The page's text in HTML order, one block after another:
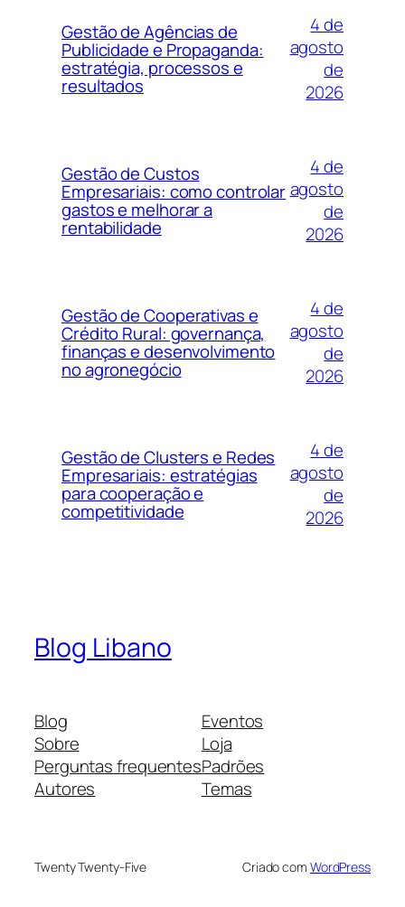
Gestão de Agências de
Publicidade e Propaganda:
estratégia, processos e
resultados
4 de
agosto
de
2026
Gestão de Custos
Empresariais: como controlar
gastos e melhorar a
rentabilidade
4 de
agosto
de
2026
Gestão de Cooperativas e
Crédito Rural: governança,
finanças e desenvolvimento
no agronegócio
4 de
agosto
de
2026
Gestão de Clusters e Redes
Empresariais: estratégias
para cooperação e
competitividade
4 de
agosto
de
2026
Blog Libano
Blog
Sobre
Perguntas frequentes
Autores
Eventos
Loja
Padrões
Temas
Twenty Twenty-Five Criado com WordPress